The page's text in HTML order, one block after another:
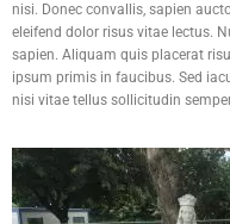
nisi. Donec convallis, sapien
eleifend dolor risus vitae lectus.
sapien. Aliquam quis placerat
ipsum primis in faucibus. Sed
nisi vitae tellus sollicitudin